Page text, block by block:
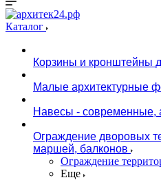
Каталог
Корзины и кронштейны
Малые архитектурные
Навесы - современные,
Ограждение дворовых
маршей, балконов
Ограждение
Еще